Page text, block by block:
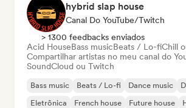
hybrid slap house
Canal Do YouTube/Twitch
> 1300 feedbacks enviados
Acid HouseBass musicBeats / Lo-fiChill
Compartilhar artistas no meu canal do
SoundCloud ou Twitch
Bass music Beats / Lo-fi Dance music
Eletrônica
French house Future house